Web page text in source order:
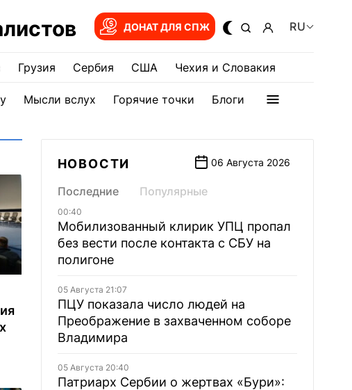
ДОНАТ ДЛЯ СПЖ RU
Грузия Сербия США Чехия и Словакия
Мысли вслух Горячие точки Блоги
НОВОСТИ 06 Августа 2026
Последние Популярные
00:40
Мобилизованный клирик УПЦ пропал
без вести после контакта с СБУ на
полигоне
05 Августа 21:07
ПЦУ показала число людей на
Преображение в захваченном соборе
Владимира
05 Августа 20:40
Патриарх Сербии о жертвах «Бури»: